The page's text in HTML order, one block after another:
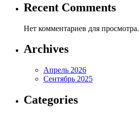
Recent Comments
Нет комментариев для просмотра.
Archives
Апрель 2026
Сентябрь 2025
Categories